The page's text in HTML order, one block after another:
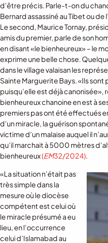
d’être précis. Parle-t-on du
Bernard assassiné au Tibet ou de
Le second, Maurice Tornay,
amis du premier, parle de son
en disant «le bienheureux» – le
exprime une belle chose.
dans le village valaisan les
Sainte Marguerite Bays. «Ils sont
puisqu’elle est déjà
bienheureux chanoine en est à
premiers pas ont été effectués
d’un miracle, la guérison
victime d’un malaise auquel il
qu’il marchait à 5000 mètres
bienheureux(EM32/2024).
«La situation n’était pas
très simple dans la
mesure où le diocèse
compétent est celui où
le miracle présumé a eu
lieu, en l’occurrence
celui d’Islamabad au